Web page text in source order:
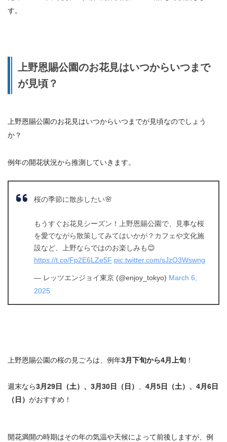
す。
上野恩賜公園のお花見はいつからいつまで
が見頃？
上野恩賜公園のお花見はいつからいつまでが見頃なのでしょう
か？
例年の開花状況から推測していきます。
桜の季節に散歩したい🌸
もうすぐお花見シーズン！上野恩賜公園で、見事な桜
を愛でながら散策してみてはいかが？カフェや文化施
設など、上野ならではのお楽しみも😊
https://t.co/Fp2E6LZe5F pic.twitter.com/sJzO3Wswng
— レッツエンジョイ東京 (@enjoy_tokyo) March 6,
2025
上野恩賜公園の桜の見ごろは、例年3月下旬から4月上旬 ！
週末なら3月29日（土）、3月30日（日）
4月5日（土）、4月6日
（日） がおすすめ！
開花満開の時期はその年の気温や天候によって前後しますが、例